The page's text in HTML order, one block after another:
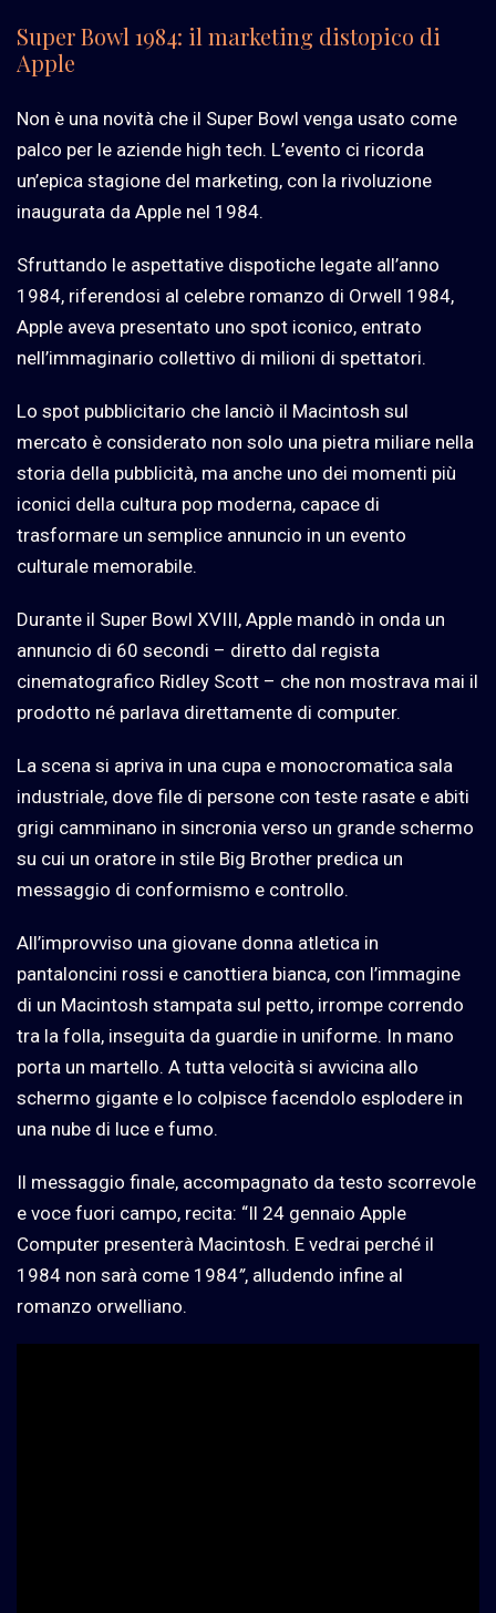
Super Bowl 1984: il marketing distopico di
Apple
Non è una novità che il Super Bowl venga usato come
palco per le aziende high tech. L’evento ci ricorda
un’epica stagione del marketing, con la rivoluzione
inaugurata da Apple nel 1984.
Sfruttando le aspettative dispotiche legate all’anno
1984, riferendosi al celebre romanzo di Orwell 1984,
Apple aveva presentato uno spot iconico, entrato
nell’immaginario collettivo di milioni di spettatori.
Lo spot pubblicitario che lanciò il Macintosh sul
mercato è considerato non solo una pietra miliare nella
storia della pubblicità, ma anche uno dei momenti più
iconici della cultura pop moderna, capace di
trasformare un semplice annuncio in un evento
culturale memorabile.
Durante il Super Bowl XVIII, Apple mandò in onda un
annuncio di 60 secondi – diretto dal regista
cinematografico Ridley Scott – che non mostrava mai il
prodotto né parlava direttamente di computer.
La scena si apriva in una cupa e monocromatica sala
industriale, dove file di persone con teste rasate e abiti
grigi camminano in sincronia verso un grande schermo
su cui un oratore in stile Big Brother predica un
messaggio di conformismo e controllo.
All’improvviso una giovane donna atletica in
pantaloncini rossi e canottiera bianca, con l’immagine
di un Macintosh stampata sul petto, irrompe correndo
tra la folla, inseguita da guardie in uniforme. In mano
porta un martello. A tutta velocità si avvicina allo
schermo gigante e lo colpisce facendolo esplodere in
una nube di luce e fumo.
Il messaggio finale, accompagnato da testo scorrevole
e voce fuori campo, recita: “Il 24 gennaio Apple
Computer presenterà Macintosh. E vedrai perché il
1984 non sarà come 1984”, alludendo infine al
romanzo orwelliano.